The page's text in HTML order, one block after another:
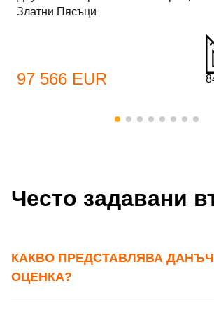
Имейл Адрес
Вход
Златни Пясъци
97 566 EUR
Често задавани
КАКВО ПРЕДСТАВЛЯВА
ОЦЕНКА?
Вашето запитване стигна